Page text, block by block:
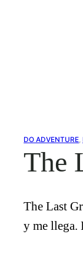
DO ADVENTURE,
The
The Last
y me llega.